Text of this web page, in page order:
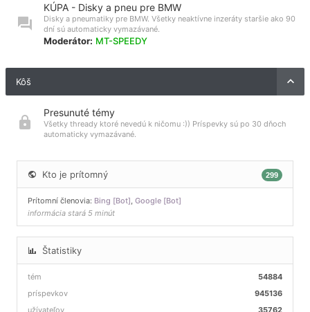
KÚPA - Disky a pneu pre BMW
Disky a pneumatiky pre BMW. Všetky neaktívne inzeráty staršie ako 90
dní sú automaticky vymazávané.
Moderátor: MT-SPEEDY
Kôš
Presunuté témy
Všetky thready ktoré nevedú k ničomu :)) Príspevky sú po 30 dňoch
automaticky vymazávané.
Kto je prítomný 299
Prítomní členovia: Bing [Bot] Google [Bot]
informácia stará 5 minút
Štatistiky
54884
tém
945136
príspevkov
35762
užívateľov